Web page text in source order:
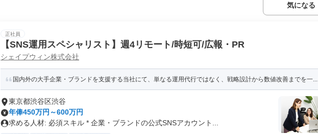
気になる
正社員
【SNS運用スペシャリスト】週4リモート/時短可/広報・PR
シェイプウィン株式会社
国内外の大手企業・ブランドを支援する当社にて、単なる運用代行ではなく、戦略設計から数値改善までを一...
東京都渋谷区渋谷
年俸450万円～600万円
求める人材: 必須スキル * 企業・ブランドの公式SNSアカウント...